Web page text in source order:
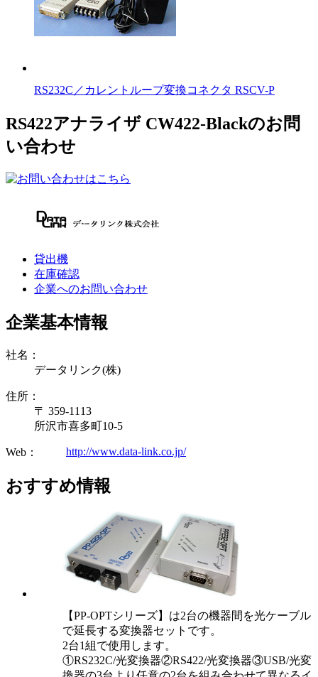
RS232C／カレントループ変換コネクタ RSCV-P
RS422アナライザ CW422-Blackのお問
い合わせ
貸出機
在庫確認
企業へのお問い合わせ
企業基本情報
社名：
データリンク(株)
住所：
〒 359-1113
所沢市喜多町10-5
Web： http://www.data-link.co.jp/
おすすめ情報
【PP-OPTシリーズ】は2台の機器間を光ケーブル
で延長する変換器セットです。
2台1組で使用します。
①RS232C/光変換器②RS422/光変換器③USB/光変